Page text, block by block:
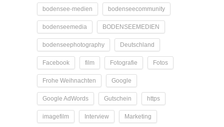
bodensee-medien bodenseecommunity
bodenseemedia BODENSEEMEDIEN
bodenseephotography Deutschland
Facebook film Fotografie Fotos
Frohe Weihnachten Google
Google AdWords Gutschein https
imagefilm Interview Marketing